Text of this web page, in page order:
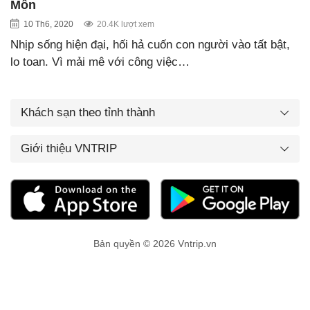
Môn
10 Th6, 2020 20.4K lượt xem
Nhịp sống hiện đại, hối hả cuốn con người vào tất bật,
lo toan. Vì mải mê với công việc…
Khách sạn theo tỉnh thành
Giới thiệu VNTRIP
Bản quyền © 2026 Vntrip.vn